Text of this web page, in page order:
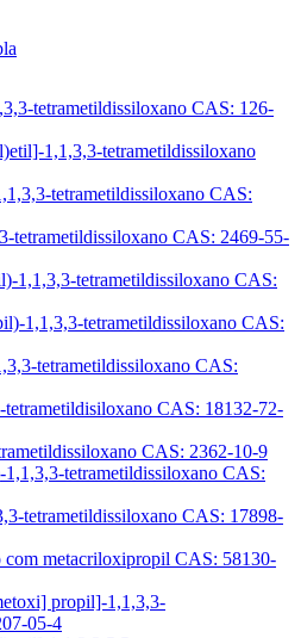
tetrametildissiloxano CAS: 126-
1,1,3,3-tetrametildissiloxano
tetrametildissiloxano CAS:
tetrametildissiloxano CAS: 2469-55-
1,1,3,3-tetrametildissiloxano CAS:
1,1,3,3-tetrametildissiloxano CAS:
tetrametildissiloxano CAS:
CAS: 18132-72-
CAS: 2362-10-9
tetrametildissiloxano CAS:
tetrametildissiloxano CAS: 17898-
metacriloxipropil CAS: 58130-
propil]-1,1,3,3-
05-4